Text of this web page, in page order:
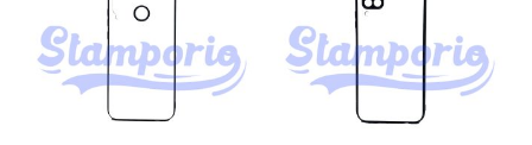
múltiples
variantes.
Las